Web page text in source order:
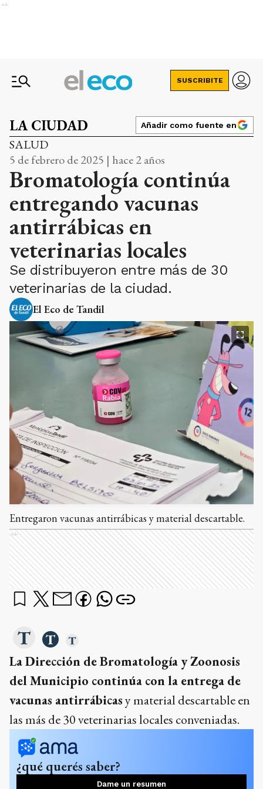
Ads
SUSCRIBITE
LA CIUDAD Añadir como fuente en
SALUD
5 de febrero de 2025 | hace 2 años
Bromatología continúa
entregando vacunas
antirrábicas en
veterinarias locales
Se distribuyeron entre más de 30
veterinarias de la ciudad.
El Eco de Tandil
Entregaron vacunas antirrábicas y material descartable.
Ads
La Dirección de Bromatología y Zoonosis
del Municipio continúa con la entrega de
vacunas antirrábicasy material descartable en
las más de 30 veterinarias locales conveniadas.
¿qué querés saber?
Dame un resumen